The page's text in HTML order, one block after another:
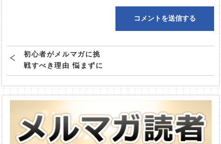
初心者がメルマガに挑
戦すべき理由 悩まずに
書き進められる方法と
は